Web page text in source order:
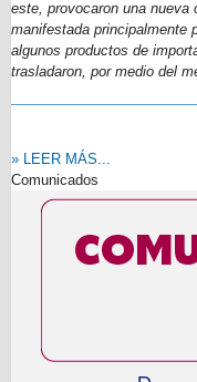
este, provocaron una nueva
manifestada principalmente
algunos productos de
trasladaron, por medio del
» LEER MÁS...
Comunicados